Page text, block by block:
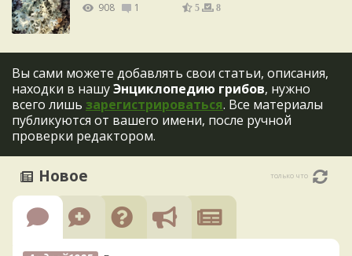
908 1 5 8
Вы сами можете добавлять свои статьи, описания,
находки в нашуЭнциклопедию грибов, нужно
всего лишь зарегистрироваться. Все материалы
публикуются от вашего имени, после ручной
проверки редактором.
Новое только что